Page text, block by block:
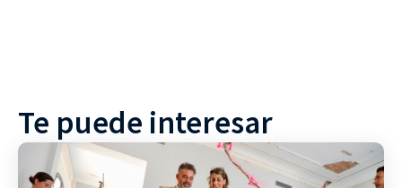
Te puede interesar